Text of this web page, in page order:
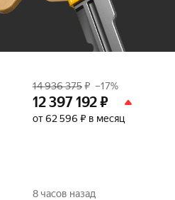
14 936 375₽ –17%
12 397 192₽
от 62 596 ₽ в месяц
8 часов назад